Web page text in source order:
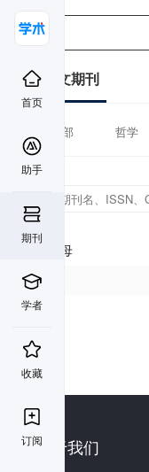
首页
助手
期刊
学者
收藏
订阅
中文期刊
全部 哲学
首字母
R
关于我们